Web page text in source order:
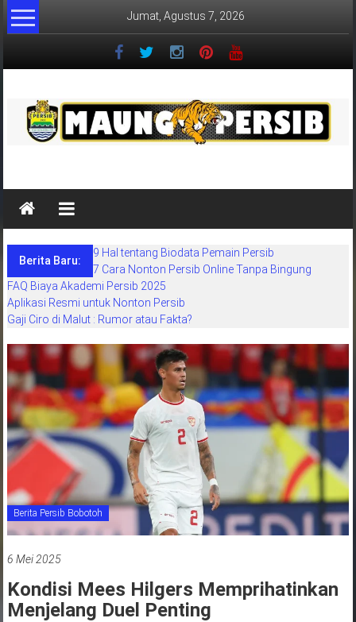
Lompat
ke
Jumat, Agustus 7, 2026
Maung
Persib
situs
berita
khusus
sepakbola
bandung
jawa
barat
indonesia
Berita Baru:
9 Hal tentang Biodata Pemain Persib
7 Cara Nonton Persib Online Tanpa Bingung
FAQ Biaya Akademi Persib 2025
Aplikasi Resmi untuk Nonton Persib
Gaji Ciro di Malut : Rumor atau Fakta?
Berita Persib Bobotoh
6 Mei 2025
Kondisi Mees Hilgers Memprihatinkan
Menjelang Duel Penting